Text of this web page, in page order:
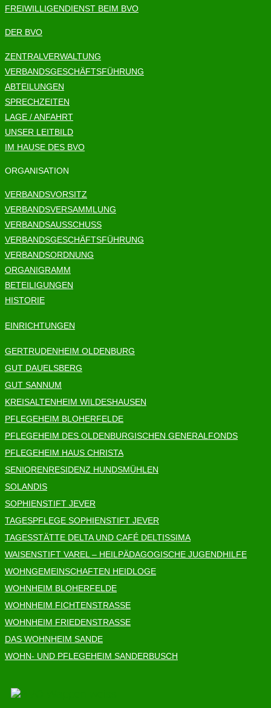
FREIWILLIGENDIENST BEIM BVO
DER BVO
ZENTRALVERWALTUNG
VERBANDSGESCHÄFTSFÜHRUNG
ABTEILUNGEN
SPRECHZEITEN
LAGE / ANFAHRT
UNSER LEITBILD
IM HAUSE DES BVO
ORGANISATION
VERBANDSVORSITZ
VERBANDSVERSAMMLUNG
VERBANDSAUSSCHUSS
VERBANDSGESCHÄFTSFÜHRUNG
VERBANDSORDNUNG
ORGANIGRAMM
BETEILIGUNGEN
HISTORIE
EINRICHTUNGEN
GERTRUDENHEIM OLDENBURG
GUT DAUELSBERG
GUT SANNUM
KREISALTENHEIM WILDESHAUSEN
PFLEGEHEIM BLOHERFELDE
PFLEGEHEIM DES OLDENBURGISCHEN GENERALFONDS
PFLEGEHEIM HAUS CHRISTA
SENIORENRESIDENZ HUNDSMÜHLEN
SOLANDIS
SOPHIENSTIFT JEVER
TAGESPFLEGE SOPHIENSTIFT JEVER
TAGESSTÄTTE DELTA UND CAFÉ DELTISSIMA
WAISENSTIFT VAREL – HEILPÄDAGOGISCHE JUGENDHILFE
WOHNGEMEINSCHAFTEN HEIDLOGE
WOHNHEIM BLOHERFELDE
WOHNHEIM FICHTENSTRASSE
WOHNHEIM FRIEDENSTRASSE
DAS WOHNHEIM SANDE
WOHN- UND PFLEGEHEIM SANDERBUSCH